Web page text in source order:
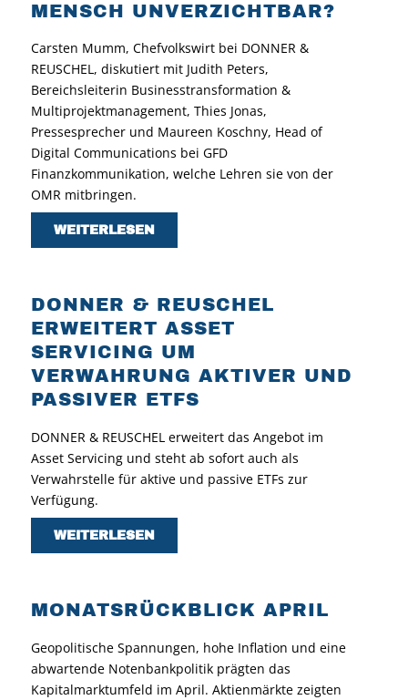
MENSCH UNVERZICHTBAR?
Carsten Mumm, Chefvolkswirt bei DONNER &
REUSCHEL, diskutiert mit Judith Peters,
Bereichsleiterin Businesstransformation &
Multiprojektmanagement, Thies Jonas,
Pressesprecher und Maureen Koschny, Head of
Digital Communications bei GFD
Finanzkommunikation, welche Lehren sie von der
OMR mitbringen.
WEITERLESEN
DONNER & REUSCHEL
ERWEITERT ASSET
SERVICING UM
VERWAHRUNG AKTIVER UND
PASSIVER ETFS
DONNER & REUSCHEL erweitert das Angebot im
Asset Servicing und steht ab sofort auch als
Verwahrstelle für aktive und passive ETFs zur
Verfügung.
WEITERLESEN
MONATSRÜCKBLICK APRIL
Geopolitische Spannungen, hohe Inflation und eine
abwartende Notenbankpolitik prägten das
Kapitalmarktumfeld im April. Aktienmärkte zeigten